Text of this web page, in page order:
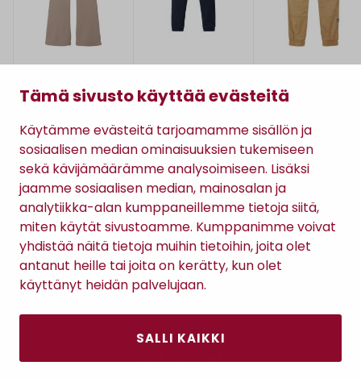
Tämä sivusto käyttää evästeitä
Käytämme evästeitä tarjoamamme sisällön ja
sosiaalisen median ominaisuuksien tukemiseen
sekä kävijämäärämme analysoimiseen. Lisäksi
jaamme sosiaalisen median, mainosalan ja
analytiikka-alan kumppaneillemme tietoja siitä,
miten käytät sivustoamme. Kumppanimme voivat
yhdistää näitä tietoja muihin tietoihin, joita olet
antanut heille tai joita on kerätty, kun olet
käyttänyt heidän palvelujaan.
SALLI KAIKKI
NKFFRIKKALI
BOOTCUT -
COLLEGEHOUSUT
NKMRYAN CARGO
REISUTASKUHOUSU
TILAA RATSULAN UUTISKIRJE
Tilaamalla uutiskirjeen hyväksytRatsulan tietosuojaselosteen.
Asiakaspalvelu